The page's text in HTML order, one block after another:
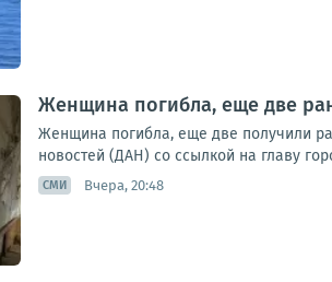
Женщина погибла, еще две
Женщина погибла, еще две получили
новостей (ДАН) со ссылкой на главу
СМИ Вчера, 20:48